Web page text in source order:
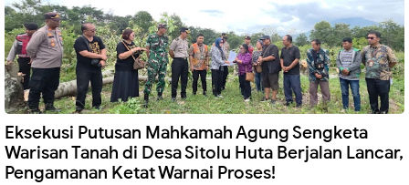
Eksekusi Putusan Mahkamah Agung Sengketa
Warisan Tanah di Desa Sitolu Huta Berjalan Lancar,
Pengamanan Ketat Warnai Proses!